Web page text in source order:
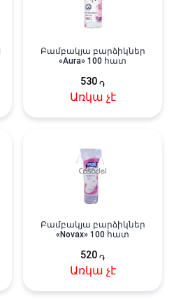
Բամբակյա բարձիկներ
«Aura» 100 հատ
530 ֏
Առկա չէ
Բամբակյա բարձիկներ
«Novax» 100 հատ
520 ֏
Առկա չէ